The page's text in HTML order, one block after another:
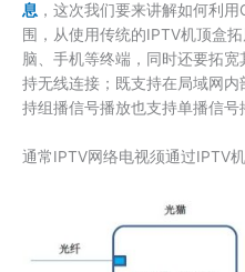
息 ，这次我们要来讲解如何利
围，从使用传统的IPTV机顶盒
脑、手机等终端，同时还要拓
持无线连接；既支持在局域网
持组播信号播放也支持单播信号
通常IPTV网络电视须通过IPTV